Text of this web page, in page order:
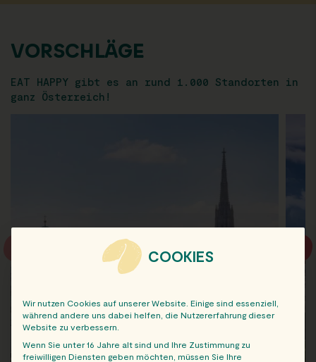
VORSCHLÄGE
EAT HAPPY gibt es an rund 1.000 Standorten in
ganz Österreich!
COOKIES
Wir nutzen Cookies auf unserer Website. Einige sind essenziell,
während andere uns dabei helfen, die Nutzererfahrung dieser
Website zu verbessern.
Wenn Sie unter 16 Jahre alt sind und Ihre Zustimmung zu
freiwilligen Diensten geben möchten, müssen Sie Ihre